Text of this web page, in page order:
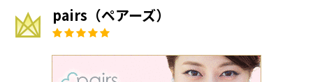
pairs（ペアーズ）